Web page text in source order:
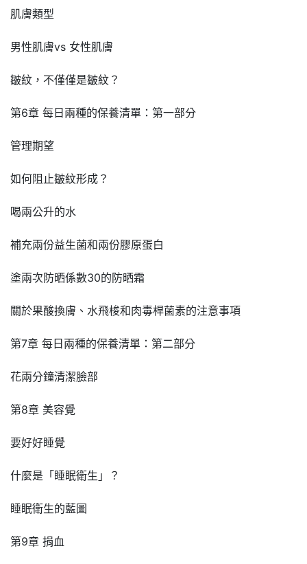
肌膚類型
男性肌膚vs 女性肌膚
皺紋，不僅僅是皺紋？
第6章 每日兩種的保養清單：第一部分
管理期望
如何阻止皺紋形成？
喝兩公升的水
補充兩份益生菌和兩份膠原蛋白
塗兩次防晒係數30的防晒霜
關於果酸換膚、水飛梭和肉毒桿菌素的注意事項
第7章 每日兩種的保養清單：第二部分
花兩分鐘清潔臉部
第8章 美容覺
要好好睡覺
什麼是「睡眠衛生」？
睡眠衛生的藍圖
第9章 捐血